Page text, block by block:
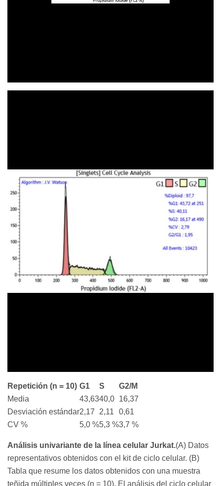
Repetición (n = 10) G1 S
G2/M
Media
43,6340,0 16,37
Desviación estándar2,17 2,11
0,61
CV %
5,0 %5,3 %3,7 %
Análisis univariante de la línea celular Jurkat.(A) Datos
representativos obtenidos con el kit de ciclo celular. (B)
Tabla que resume los datos obtenidos con una muestra
teñida múltiples veces (n = 10). El análisis del ciclo celular